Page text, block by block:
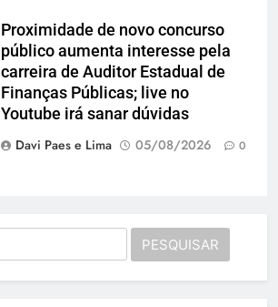
Proximidade de novo concurso
público aumenta interesse pela
carreira de Auditor Estadual de
Finanças Públicas; live no
Youtube irá sanar dúvidas
Davi Paes e Lima
05/08/2026 0